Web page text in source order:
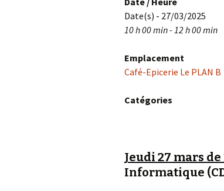
Date(s) - 27/03/2025
10 h 00 min - 12 h 00 min
Emplacement
Café-Epicerie Le PLAN B
Catégories
Jeudi 27 mars de
Informatique